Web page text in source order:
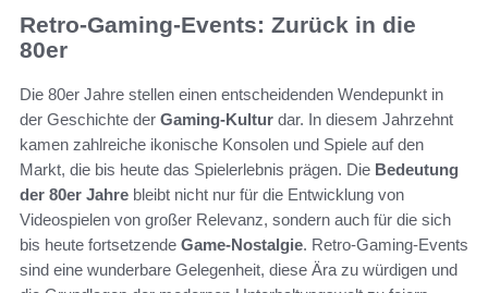
Retro-Gaming-Events: Zurück in die
80er
Die 80er Jahre stellen einen entscheidenden Wendepunkt in
der Geschichte der Gaming-Kultur dar. In diesem Jahrzehnt
kamen zahlreiche ikonische Konsolen und Spiele auf den
Markt, die bis heute das Spielerlebnis prägen. Die Bedeutung
der 80er Jahre bleibt nicht nur für die Entwicklung von
Videospielen von großer Relevanz, sondern auch für die sich
bis heute fortsetzende Game-Nostalgie. Retro-Gaming-Events
sind eine wunderbare Gelegenheit, diese Ära zu würdigen und